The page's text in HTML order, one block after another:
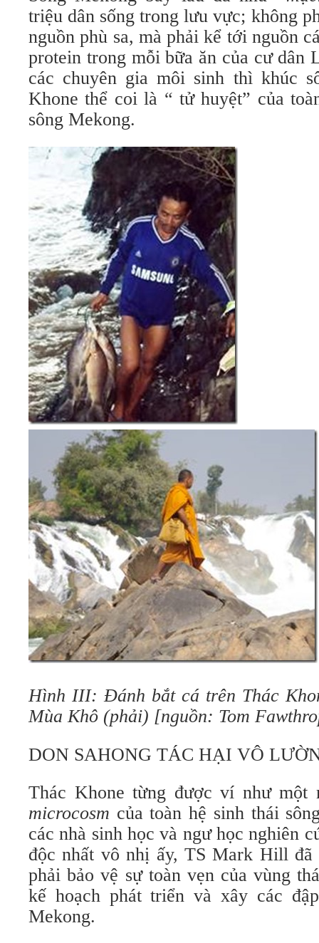
triệu dân sống trong lưu vực; không
nguồn phù sa, mà phải kể tới nguồn
protein trong mỗi bữa ăn của cư dân
các chuyên gia môi sinh thì khúc
Khone thể coi là “ tử huyệt” của
sông Mekong.
Hình III: Đánh bắt cá trên Thác
Mùa Khô (phải) [nguồn: Tom
DON SAHONG TÁC HẠI VÔ
Thác Khone từng được ví như
microcosm của toàn hệ sinh thái
các nhà sinh học và ngư học nghiên
độc nhất vô nhị ấy, TS Mark Hill
phải bảo vệ sự toàn vẹn của vùng
kế hoạch phát triển và xây các
Mekong.